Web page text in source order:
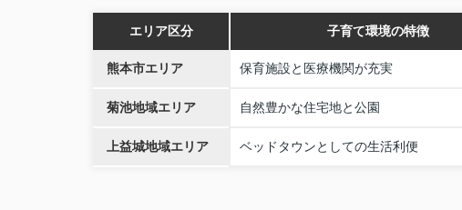
エリア区分 子育て環境の特徴
熊本市エリア 保育施設と医療機関が充実
菊池地域エリア 自然豊かな住宅地と公園
上益城地域エリア ベッドタウンとしての生活利便